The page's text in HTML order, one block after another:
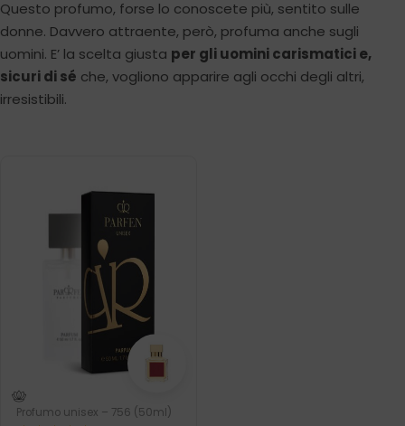
Questo profumo, forse lo conoscete più, sentito sulle
donne. Davvero attraente, però, profuma anche sugli
uomini. E’ la scelta giusta per gli uomini carismatici e,
sicuri di sé che, vogliono apparire agli occhi degli altri,
irresistibili.
Profumo unisex – 756 (50ml)